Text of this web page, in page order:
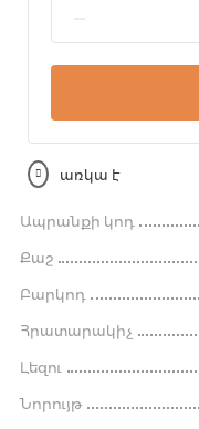
առկա է
Ապրանքի կոդ
Քաշ
Բարկոդ
Հրատարակիչ
Լեզու
Նորույթ